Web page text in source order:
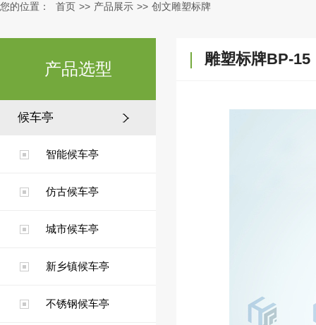
您的位置： 首页 >> 产品展示 >> 创文雕塑标牌
产品选型
候车亭
智能候车亭
仿古候车亭
城市候车亭
新乡镇候车亭
不锈钢候车亭
雕塑标牌BP-15